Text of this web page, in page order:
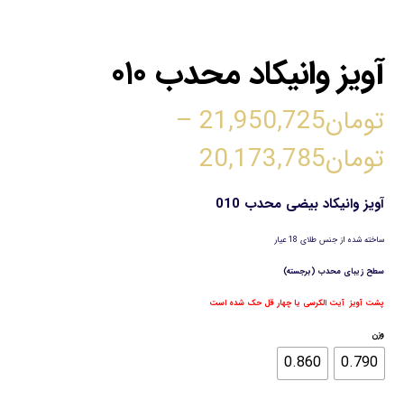
آویز وانیکاد محدب ۰۱۰
تومان21,950,725
–
تومان20,173,785
آویز وانیکاد بیضی محدب 010
ساخته شده از جنس طلای 18 عیار
سطح زیبای محدب (برجسته)
پشت آویز آیت الکرسی یا چهار قل حک شده است
وزن
0.790
0.860